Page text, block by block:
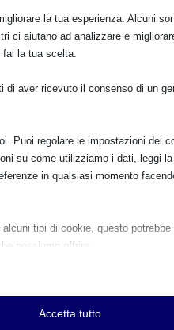
la tua esperienza. Alcuni
ci aiutano ad analizzare e
la tua scelta.
di aver ricevuto il consenso di un
Puoi regolare le impostazioni dei
su come utilizziamo i dati, leggi
in qualsiasi momento
tipi di cookie, questo
possiamo offrire.
Accetta tutto